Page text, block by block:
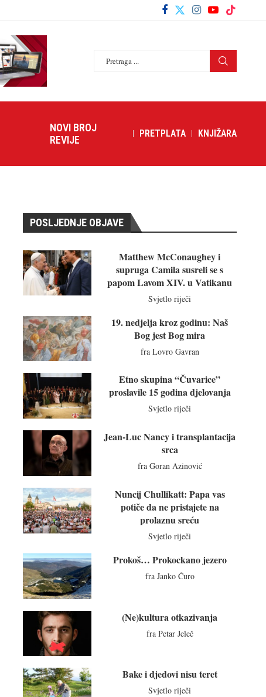
NOVI BROJ
REVIJE
PRETPLATA KNJIŽARA
POSLJEDNJE OBJAVE
Matthew McConaughey i
supruga Camila susreli se s
papom Lavom XIV. u Vatikanu
Svjetlo riječi
19. nedjelja kroz godinu: Naš
Bog jest Bog mira
fra Lovro Gavran
Etno skupina “Čuvarice”
proslavile 15 godina djelovanja
Svjetlo riječi
Jean-Luc Nancy i transplantacija
srca
fra Goran Azinović
Nuncij Chullikatt: Papa vas
potiče da ne pristajete na
prolaznu sreću
Svjetlo riječi
Prokoš… Prokockano jezero
fra Janko Ćuro
(Ne)kultura otkazivanja
fra Petar Jeleč
Bake i djedovi nisu teret
Svjetlo riječi